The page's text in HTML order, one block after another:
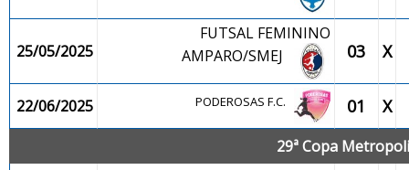
25/05/2025
FUTSAL FEMININO
AMPARO/SMEJ
03 X
22/06/2025 PODEROSAS F.C. 01 X
29ª Copa